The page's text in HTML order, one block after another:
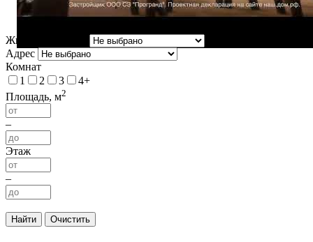
Жилой комплекс
Адрес
Комнат
1
2 3
4+
Площадь, м2
–
Этаж
–
Найти Очистить